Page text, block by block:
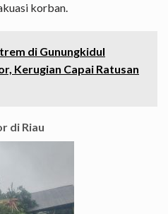
korban.
di Gunungkidul
Kerugian Capai Ratusan
di Riau